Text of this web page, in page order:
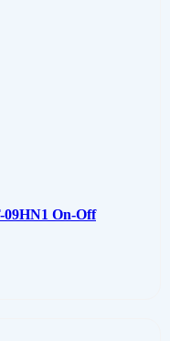
09HN1 On-Off